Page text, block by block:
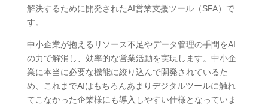
解決するために開発されたAI営業支援ツール（SFA）で
す。
中小企業が抱えるリソース不足やデータ管理の手間をAI
の力で解消し、効率的な営業活動を実現します。中小企
業に本当に必要な機能に絞り込んで開発されているた
め、これまでAIはもちろんあまりデジタルツールに触れ
てこなかった企業様にも導入しやすい仕様となっていま